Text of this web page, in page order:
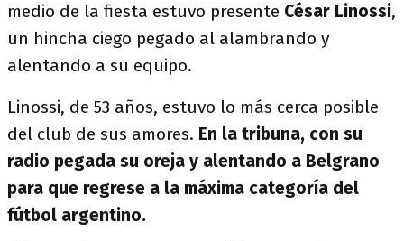
medio de la fiesta estuvo presente César Linossi,
un hincha ciego pegado al alambrando y
alentando a su equipo.
Linossi, de 53 años, estuvo lo más cerca posible
del club de sus amores. En la tribuna, con su
radio pegada su oreja y alentando a Belgrano
para que regrese a la máxima categoría del
fútbol argentino.